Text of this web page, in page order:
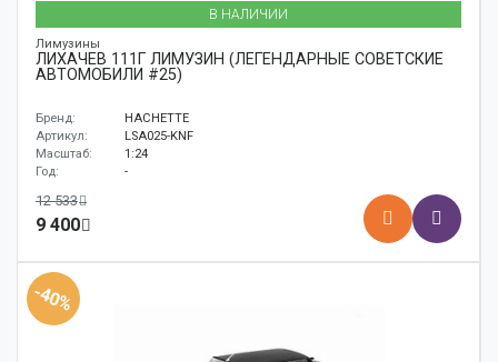
В НАЛИЧИИ
Лимузины
ЛИХАЧЕВ 111Г ЛИМУЗИН (ЛЕГЕНДАРНЫЕ СОВЕТСКИЕ
АВТОМОБИЛИ #25)
Бренд:
HACHETTE
Артикул:
LSA025-KNF
Масштаб:
1:24
Год:
-
12 533
9 400
-40%